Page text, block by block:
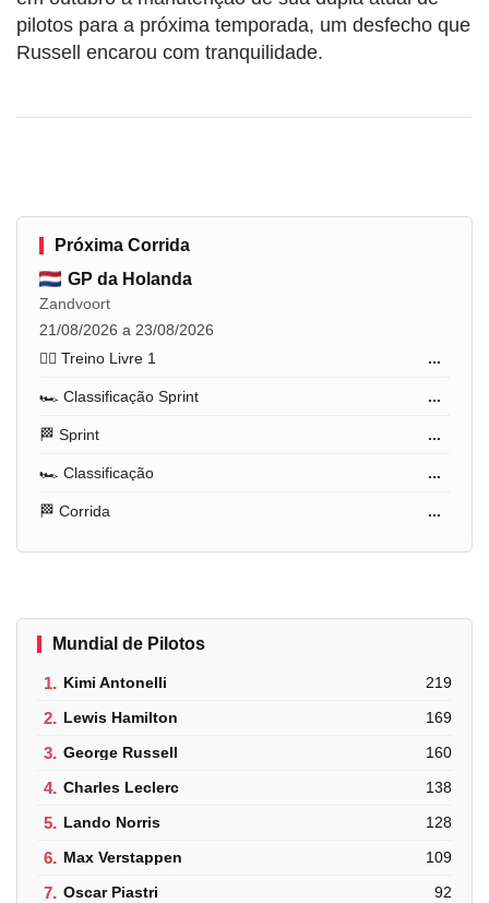
pilotos para a próxima temporada, um desfecho que
Russell encarou com tranquilidade.
Próxima Corrida
GP da Holanda
Zandvoort
21/08/2026 a 23/08/2026
🏋️‍♂️ Treino Livre 1
...
🏎️ Classificação Sprint ...
🏁 Sprint ...
🏎️ Classificação ...
🏁 Corrida ...
Mundial de Pilotos
1. Kimi Antonelli 219
2. Lewis Hamilton 169
3. George Russell 160
4. Charles Leclerc 138
5. Lando Norris 128
6. Max Verstappen 109
7. Oscar Piastri 92